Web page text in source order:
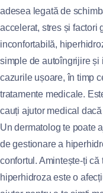
adesea legată de
accelerat, stres și factori
inconfortabilă,
simple de autoîngrijire și
cazurile ușoare, în timp
tratamente medicale.
cauți ajutor medical
Un dermatolog te poate
de gestionare a
confortul. Amintește-ți
hiperhidroza este o